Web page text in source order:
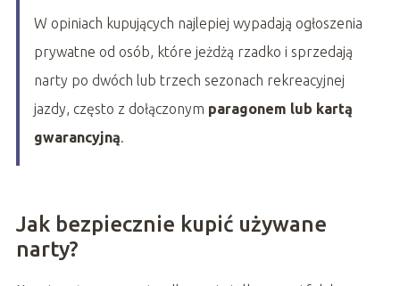
W opiniach kupujących najlepiej wypadają ogłoszenia
prywatne od osób, które jeżdżą rzadko i sprzedają
narty po dwóch lub trzech sezonach rekreacyjnej
jazdy, często z dołączonym paragonem lub kartą
gwarancyjną.
Jak bezpiecznie kupić używane
narty?